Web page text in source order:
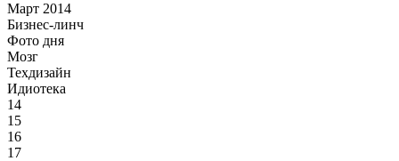
Март 2014
Бизнес-линч
Фото дня
Мозг
Техдизайн
Идиотека
14
15
16
17